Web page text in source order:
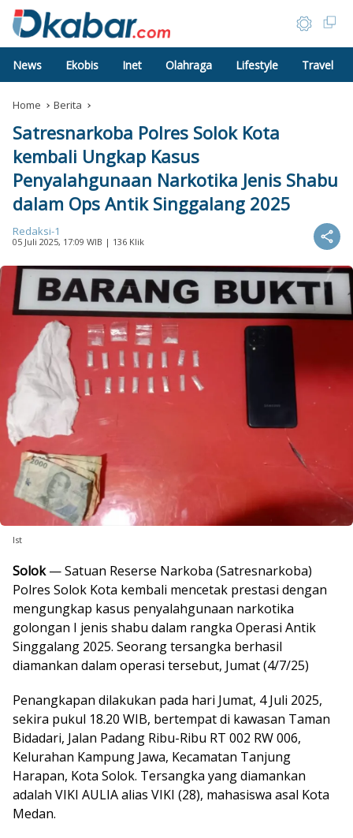
News Ekobis Inet Olahraga Lifestyle Travel
Home Berita
Satresnarkoba Polres Solok Kota
kembali Ungkap Kasus
Penyalahgunaan Narkotika Jenis Shabu
dalam Ops Antik Singgalang 2025
Redaksi-1
05 Juli 2025, 17:09 WIB | 136 Klik
Ist
Solok— Satuan Reserse Narkoba (Satresnarkoba)
Polres Solok Kota kembali mencetak prestasi dengan
mengungkap kasus penyalahgunaan narkotika
golongan I jenis shabu dalam rangka Operasi Antik
Singgalang 2025. Seorang tersangka berhasil
diamankan dalam operasi tersebut, Jumat (4/7/25)
Penangkapan dilakukan pada hari Jumat, 4 Juli 2025,
sekira pukul 18.20 WIB, bertempat di kawasan Taman
Bidadari, Jalan Padang Ribu-Ribu RT 002 RW 006,
Kelurahan Kampung Jawa, Kecamatan Tanjung
Harapan, Kota Solok. Tersangka yang diamankan
adalah VIKI AULIA alias VIKI (28), mahasiswa asal Kota
Medan.